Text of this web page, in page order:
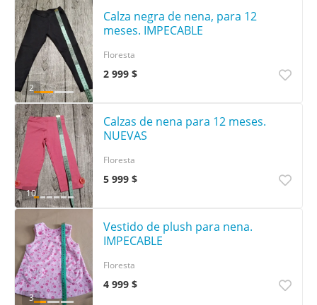
2
Calza negra de nena, para 12
meses. IMPECABLE
2 999 $
Floresta
10
Calzas de nena para 12 meses.
NUEVAS
5 999 $
Floresta
3
Vestido de plush para nena.
IMPECABLE
4 999 $
Floresta